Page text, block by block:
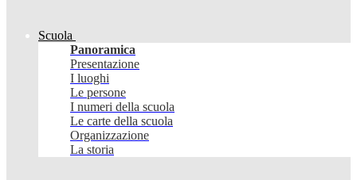
Scuola
Panoramica
Presentazione
I luoghi
Le persone
I numeri della scuola
Le carte della scuola
Organizzazione
La storia